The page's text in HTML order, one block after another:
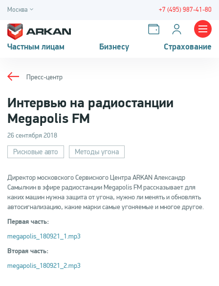
Москва +7 (495) 987-41-80
Частным лицам Бизнесу Страхование
Пресс-центр
Интервью на радиостанции
Megapolis FM
26 сентября 2018
Рисковые авто Методы угона
Директор московского Сервисного Центра ARKAN Александр
Самылкин в эфире радиостанции Megapolis FM рассказывает для
каких машин нужна защита от угона, нужно ли менять и обновлять
автосигнализацию, какие марки самые угоняемые и многое другое.
Первая часть:
megapolis_180921_1.mp3
Вторая часть:
megapolis_180921_2.mp3